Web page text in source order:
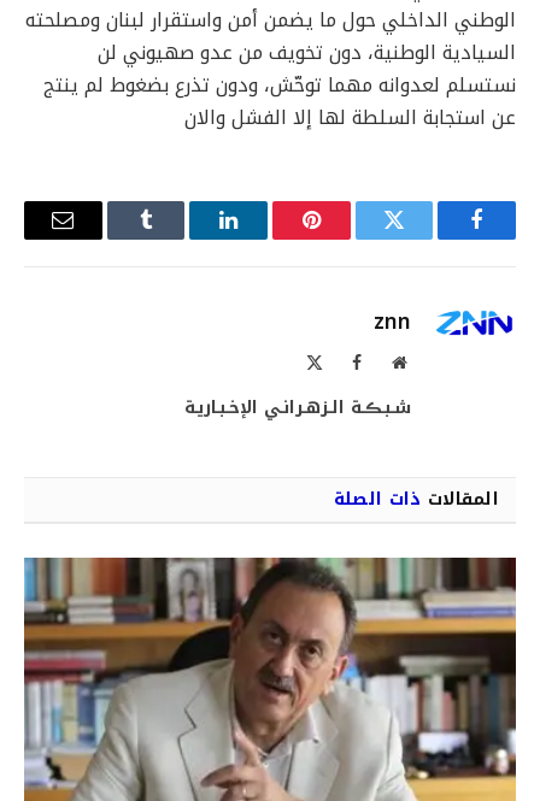
الوطني الداخلي حول ما يضمن أمن واستقرار لبنان ومصلحته
السيادية الوطنية، دون تخويف من عدو صهيوني لن
نستسلم لعدوانه مهما توحّش، ودون تذرع بضغوط لم ينتج
عن استجابة السلطة لها إلا الفشل والان
فيسبوك تويتر بينتيريستلينكدإن Tumblr
البريد
znn
موقع فيسبوك
شـبـڪـة الـزهـرانـي الإخـبـاريـة
المقالات ذات الصلة